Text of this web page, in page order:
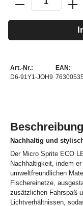
Art.-Nr.:
D6-91Y1-JOH9
EAN:
Beschreibung
Nachhaltig und
Der Micro Sprite ECO
Nachhaltigkeit, indem
umweltfreundlichen
Fischereinetze,
zusätzlichen Fahrspaß
Lichtverhältnissen,